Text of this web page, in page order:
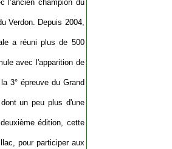
l’ancien champion du
Verdon. Depuis 2004,
a réuni plus de 500
avec l'apparition de
3° épreuve du Grand
un peu plus d'une
édition, cette
pour participer aux